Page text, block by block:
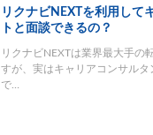
リクナビNEXTを利用して
トと面談できるの？
リクナビNEXTは業界最大手の
すが、実はキャリアコンサルタ
で…